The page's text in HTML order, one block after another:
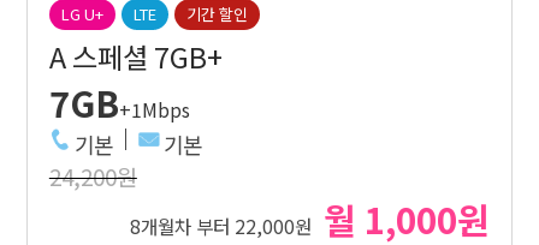
LG U+ LTE 기간 할인
A 스페셜 7GB+
7GB+1Mbps
기본 기본
24,200원
8개월차 부터 22,000원 월 1,000원